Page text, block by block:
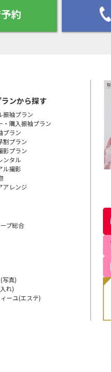
約
ンから探す
振袖プラン
・購入振袖プラン
プラン
割プラン
影プラン
ンタル
ル撮影
アレンジ
プ総合
写真)
れ)
ーユ(エステ)